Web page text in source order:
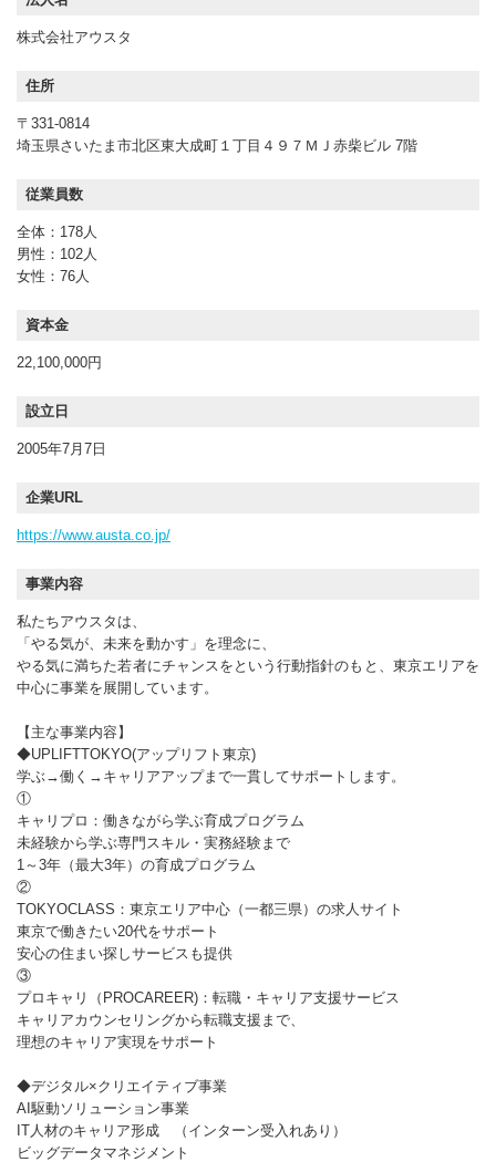
株式会社アウスタ
住所
〒331-0814
埼玉県さいたま市北区東大成町１丁目４９７ＭＪ赤柴ビル 7階
従業員数
全体：178人
男性：102人
女性：76人
資本金
22,100,000円
設立日
2005年7月7日
企業URL
https://www.austa.co.jp/
事業内容
私たちアウスタは、
「やる気が、未来を動かす」を理念に、
やる気に満ちた若者にチャンスをという行動指針のもと、東京エリアを
中心に事業を展開しています。
【主な事業内容】
◆UPLIFTTOKYO(アップリフト東京)
学ぶ→働く→キャリアアップまで一貫してサポートします。
①
キャリプロ：働きながら学ぶ育成プログラム
未経験から学ぶ専門スキル・実務経験まで
1～3年（最大3年）の育成プログラム
②
TOKYOCLASS：東京エリア中心（一都三県）の求人サイト
東京で働きたい20代をサポート
安心の住まい探しサービスも提供
③
プロキャリ（PROCAREER)：転職・キャリア支援サービス
キャリアカウンセリングから転職支援まで、
理想のキャリア実現をサポート
◆デジタル×クリエイティブ事業
AI駆動ソリューション事業
IT人材のキャリア形成 （インターン受入れあり）
ビッグデータマネジメント